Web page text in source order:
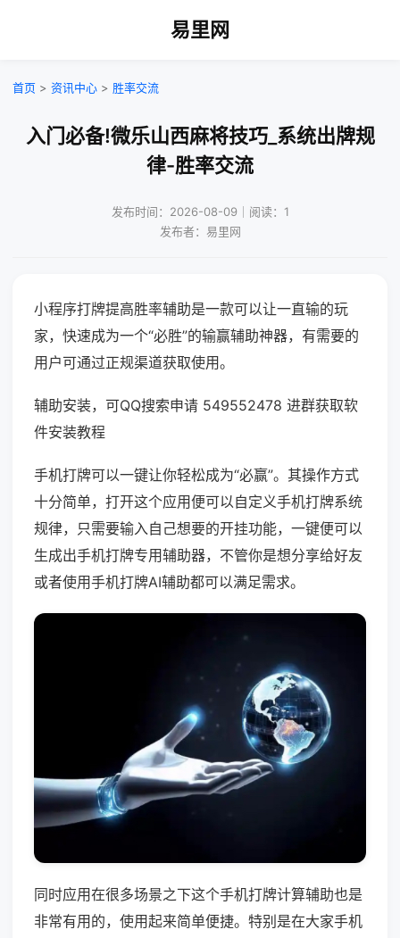
易里网
首页 > 资讯中心 > 胜率交流
入门必备!微乐山西麻将技巧_系统出牌规
律-胜率交流
发布时间：2026-08-09｜阅读：1
发布者：易里网
小程序打牌提高胜率辅助是一款可以让一直输的玩
家，快速成为一个“必胜”的输赢辅助神器，有需要的
用户可通过正规渠道获取使用。
辅助安装，可QQ搜索申请 549552478 进群获取软
件安装教程
手机打牌可以一键让你轻松成为“必赢”。其操作方式
十分简单，打开这个应用便可以自定义手机打牌系统
规律，只需要输入自己想要的开挂功能，一键便可以
生成出手机打牌专用辅助器，不管你是想分享给好友
或者使用手机打牌AI辅助都可以满足需求。
同时应用在很多场景之下这个手机打牌计算辅助也是
非常有用的，使用起来简单便捷。特别是在大家手机